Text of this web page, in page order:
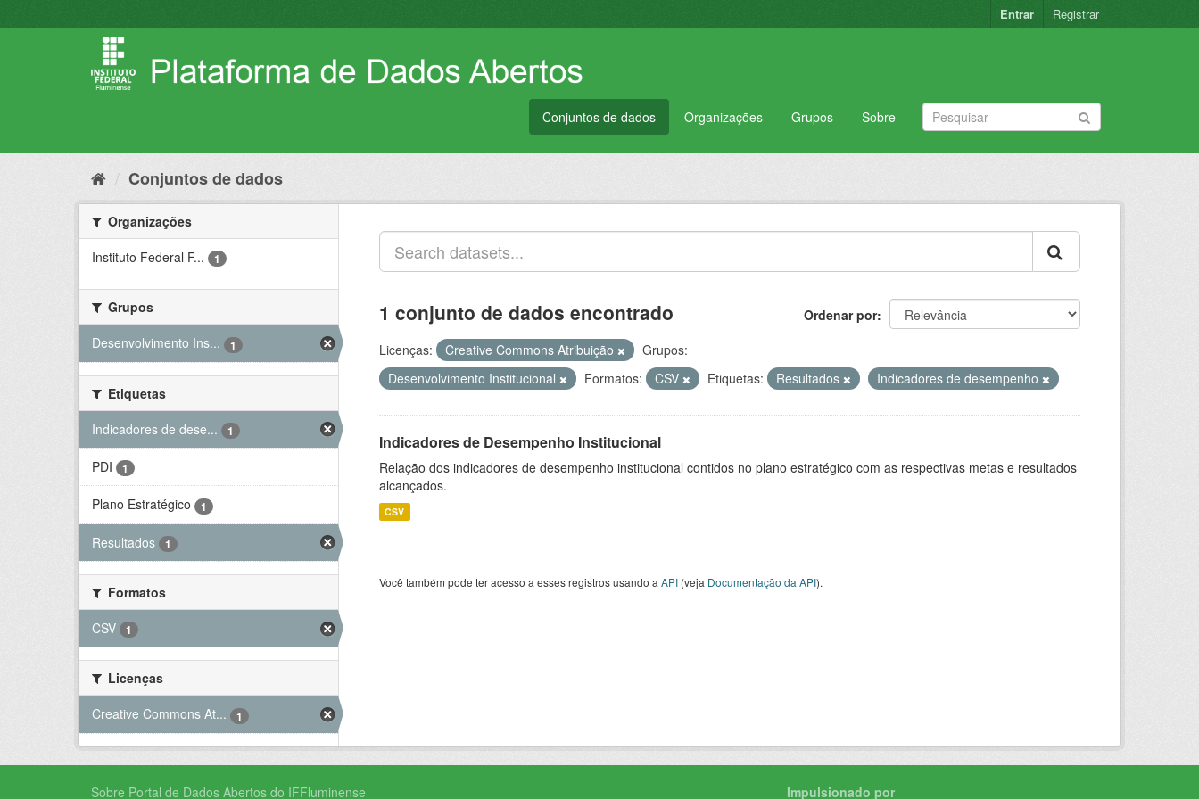
para
Entrar Registrar
Conjuntos de dados Organizações Grupos Sobre
Conjuntos de dados
Organizações
Instituto Federal F...
1
Grupos
Desenvolvimento Ins...
1
Etiquetas
Indicadores de dese...
1
PDI 1
Plano Estratégico 1
Resultados 1
Formatos
CSV
1
Licenças
Creative Commons At...
1
Ordenar por
1 conjunto de dados encontrado
Licenças: Creative Commons Atribuição
Grupos:
Desenvolvimento Institucional
Formatos: CSV Etiquetas: Resultados Indicadores de desempenho
Indicadores de Desempenho Institucional
Relação dos indicadores de desempenho institucional contidos no plano estratégico com as respectivas metas e resultados
alcançados.
CSV
Você também pode ter acesso a esses registros usando a API (veja Documentação da API).
Sobre Portal de Dados Abertos do IFFluminense Impulsionado por